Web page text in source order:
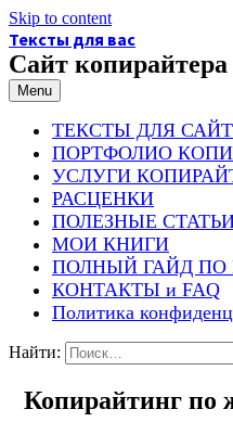
Skip to content
Тексты для вас
Сайт
Menu
ТЕКСТЫ ДЛЯ
ПОРТФОЛИО
УСЛУГИ
РАСЦЕНКИ
ПОЛЕЗНЫЕ
МОИ КНИГИ
ПОЛНЫЙ ГАЙД ПО
КОНТАКТЫ и FAQ
Политика
Найти:
Копирайтинг по